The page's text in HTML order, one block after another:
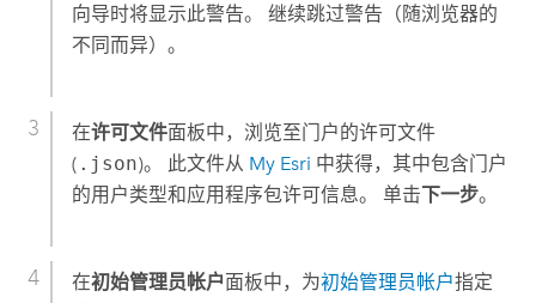
向导时将显示此警告。 继续跳过警告（随浏览器的
不同而异）。
在许可文件面板中，浏览至门户的许可文件
( .json)。 此文件从 My Esri 中获得，其中包含门户
的用户类型和应用程序包许可信息。 单击下一步。
在初始管理员帐户面板中，为初始管理员帐户指定